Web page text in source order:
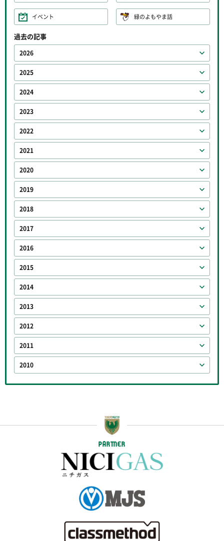
イベント 緑のよもやま話
過去の記事
2026
2025
2024
2023
2022
2021
2020
2019
2018
2017
2016
2015
2014
2013
2012
2011
2010
PARTNER